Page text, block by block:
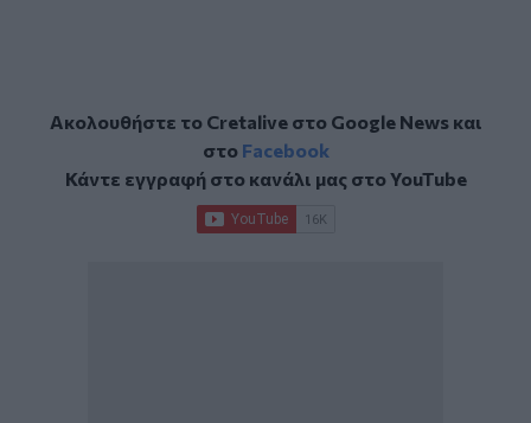
Ακολουθήστε το Cretalive στο Google Newsκαι
στο Facebook
Κάντε εγγραφή στο κανάλι μας στοYouTube